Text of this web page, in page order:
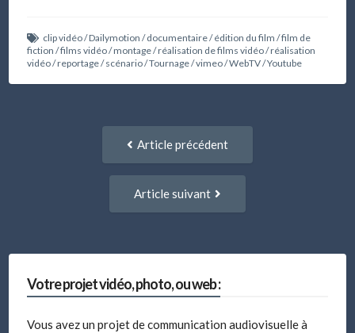
clip vidéo/Dailymotion /documentaire/édition du film /film de
fiction /films vidéo/montage/réalisation de films vidéo/réalisation
vidéo/reportage/scénario/Tournage/vimeo/WebTV/Youtube
NavigationArticle précédent
Article suivant
Votre projet vidéo, photo, ou web :
Vous avez un projet de communication audiovisuelle à